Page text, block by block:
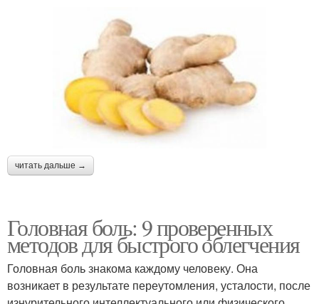
читать дальше →
Головная боль: 9 проверенных
методов для быстрого облегчения
Головная боль знакома каждому человеку. Она
возникает в результате переутомления, усталости, после